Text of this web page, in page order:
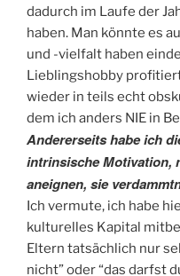
dadurch im Laufe der
haben. Man könnte es
und -vielfalt haben
Lieblingshobby
wieder in teils echt
dem ich anders NIE in
Andererseits habe ich
intrinsische Motivation,
aneignen, sie
Ich vermute, ich habe
kulturelles Kapital
Eltern tatsächlich nur
nicht” oder “das darfst